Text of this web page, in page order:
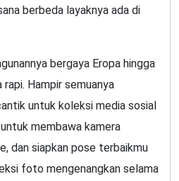
berbeda layaknya ada di
bergaya Eropa hingga
Hampir semuanya
untuk koleksi media sosial
membawa kamera
dan siapkan pose terbaikmu
foto mengenangkan selama